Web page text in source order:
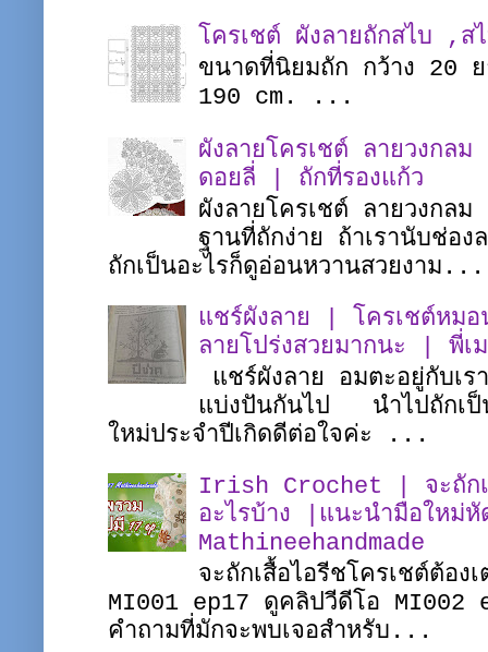
โครเชต์ ผังลายถักสไบ ,ส
ขนาดที่นิยมถัก กว้าง 20
190 cm. ...
ผังลายโครเชต์ ลายวงกล
ดอยลี่ | ถักที่รองแก้ว
ผังลายโครเชต์ ลายวงกล
ฐานที่ถักง่าย ถ้าเรานับช่อง
ถักเป็นอะไรก็ดูอ่อนหวานสวยงาม...
แชร์ผังลาย | โครเชต์หม
ลายโปร่งสวยมากนะ | พี่เ
แชร์ผังลาย อมตะอยู่กับเ
แบ่งปันกันไป นำไปถักเ
ใหม่ประจำปีเกิดดีต่อใจค่ะ ...
Irish Crochet | จะถักเสื้
อะไรบ้าง |แนะนำมือใหม่
Mathineehandmade
จะถักเสื้อไอรีชโครเชต์ต้อ
MI001 ep17 ดูคลิปวีดีโอ MI002
คำถามที่มักจะพบเจอสำหรับ...